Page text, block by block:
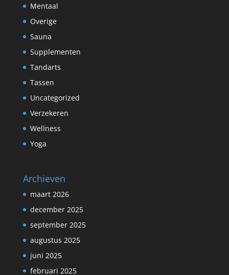
Mentaal
Overige
Sauna
Supplementen
Tandarts
Tassen
Uncategorized
Verzekeren
Wellness
Yoga
Archieven
maart 2026
december 2025
september 2025
augustus 2025
juni 2025
februari 2025